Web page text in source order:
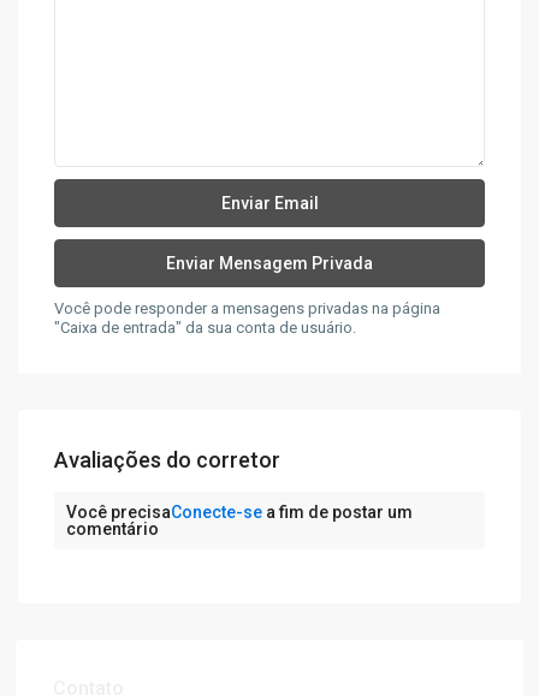
Você pode responder a mensagens privadas na página
"Caixa de entrada" da sua conta de usuário.
Avaliações do corretor
Você precisaConecte-se a fim de postar um
comentário